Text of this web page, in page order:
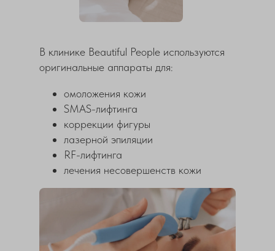
В клинике Beautiful People используются
оригинальные аппараты для:
омоложения кожи
SMAS-лифтинга
коррекции фигуры
лазерной эпиляции
RF-лифтинга
лечения несовершенств кожи